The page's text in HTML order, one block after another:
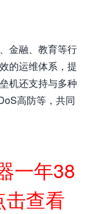
金融、教育等行
的运维体系，提
机还支持与多种
高防等，共同
一年38
击查看